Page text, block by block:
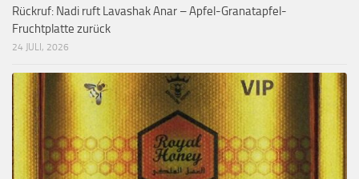
Rückruf: Nadi ruft Lavashak Anar – Apfel-Granatapfel-
Fruchtplatte zurück
24 JULI, 2026